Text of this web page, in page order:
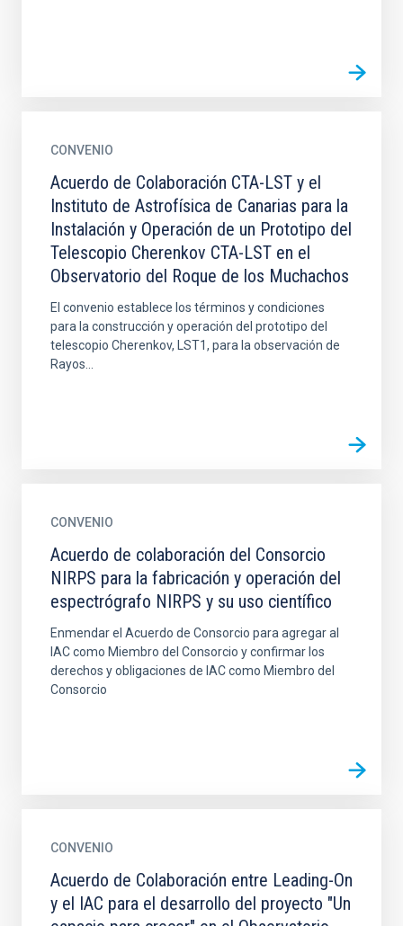
CONVENIO
Acuerdo de Colaboración CTA-LST y el
Instituto de Astrofísica de Canarias para la
Instalación y Operación de un Prototipo del
Telescopio Cherenkov CTA-LST en el
Observatorio del Roque de los Muchachos
El convenio establece los términos y condiciones
para la construcción y operación del prototipo del
telescopio Cherenkov, LST1, para la observación de
Rayos...
CONVENIO
Acuerdo de colaboración del Consorcio
NIRPS para la fabricación y operación del
espectrógrafo NIRPS y su uso científico
Enmendar el Acuerdo de Consorcio para agregar al
IAC como Miembro del Consorcio y confirmar los
derechos y obligaciones de IAC como Miembro del
Consorcio
CONVENIO
Acuerdo de Colaboración entre Leading-On
y el IAC para el desarrollo del proyecto "Un